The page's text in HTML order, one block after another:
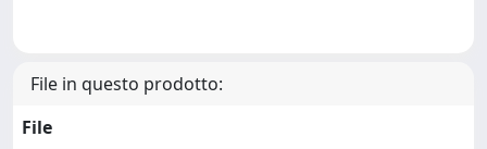
File in questo prodotto:
File